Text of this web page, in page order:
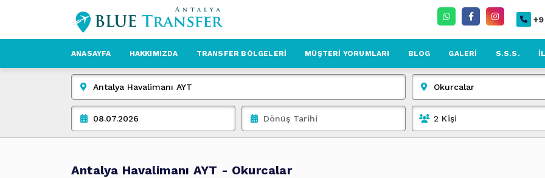
ANASAYFA HAKKIMIZDA TRANSFER BÖLGELERI MÜŞTERI YORUMLARI BLOG GALERI S.S.S.
2 Kişi
Antalya Havalimanı AYT - Okurcalar